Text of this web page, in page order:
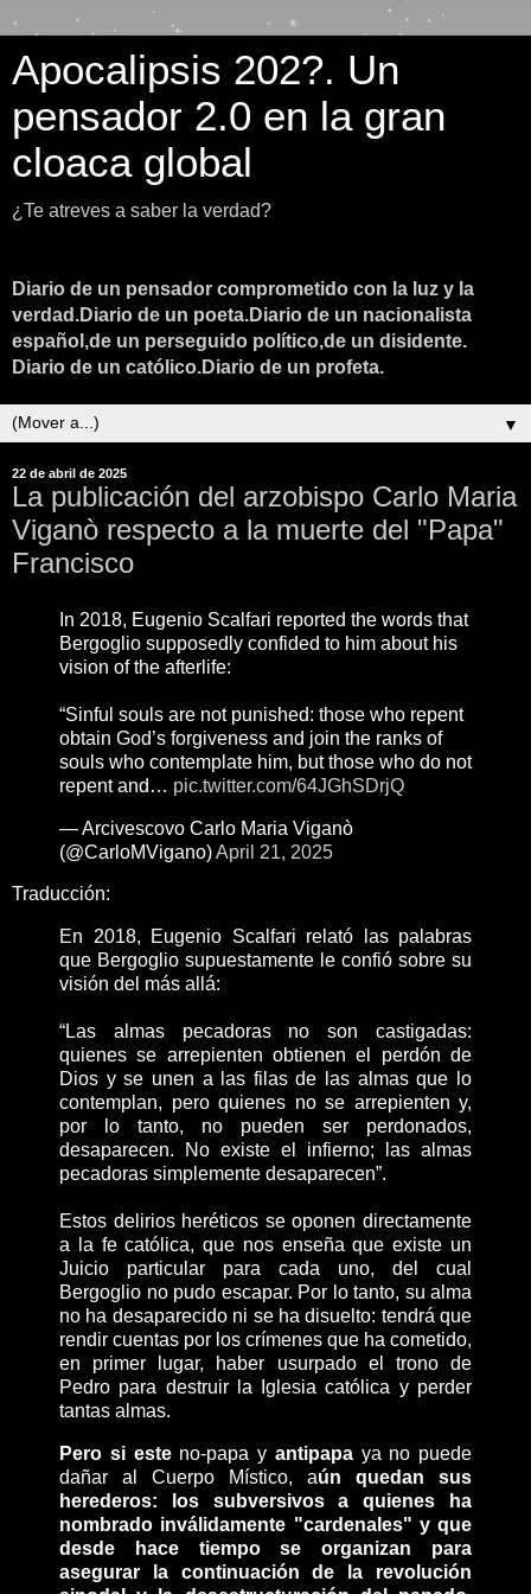
Apocalipsis 202?. Un
pensador 2.0 en la gran
cloaca global
¿Te atreves a saber la verdad?
Diario de un pensador comprometido con la luz y la
verdad.Diario de un poeta.Diario de un nacionalista
español,de un perseguido político,de un disidente.
Diario de un católico.Diario de un profeta.
▼
22 de abril de 2025
La publicación del arzobispo Carlo Maria
Viganò respecto a la muerte del "Papa"
Francisco
In 2018, Eugenio Scalfari reported the words that
Bergoglio supposedly confided to him about his
vision of the afterlife:
“Sinful souls are not punished: those who repent
obtain God’s forgiveness and join the ranks of
souls who contemplate him, but those who do not
repent and… pic.twitter.com/64JGhSDrjQ
— Arcivescovo Carlo Maria Viganò
(@CarloMVigano)April 21, 2025
Traducción:
En 2018, Eugenio Scalfari relató las palabras
que Bergoglio supuestamente le confió sobre su
visión del más allá:
“Las almas pecadoras no son castigadas:
quienes se arrepienten obtienen el perdón de
Dios y se unen a las filas de las almas que lo
contemplan, pero quienes no se arrepienten y,
por lo tanto, no pueden ser perdonados,
desaparecen. No existe el infierno; las almas
pecadoras simplemente desaparecen”.
Estos delirios heréticos se oponen directamente
a la fe católica, que nos enseña que existe un
Juicio particular para cada uno, del cual
Bergoglio no pudo escapar. Por lo tanto, su alma
no ha desaparecido ni se ha disuelto: tendrá que
rendir cuentas por los crímenes que ha cometido,
en primer lugar, haber usurpado el trono de
Pedro para destruir la Iglesia católica y perder
tantas almas.
Pero si esteno-papa y antipapa ya no puede
dañar al Cuerpo Místico, aún quedan sus
herederos: los subversivos a quienes ha
nombrado inválidamente "cardenales" y que
desde hace tiempo se organizan para
asegurar la continuación de la revolución